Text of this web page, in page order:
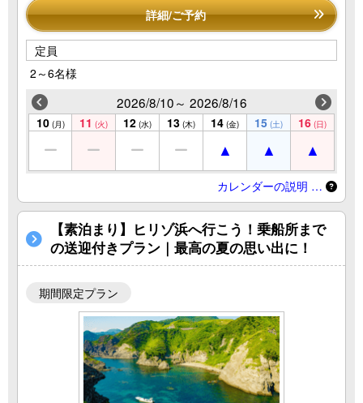
詳細/ご予約
定員
2～6名様
2026/8/10～ 2026/8/16
10 (月) 11 (火) 12 (水) 13 (木) 14 (金) 15 (土) 16 (日)
カレンダーの説明 …
【素泊まり】ヒリゾ浜へ行こう！乗船所まで
の送迎付きプラン｜最高の夏の思い出に！
期間限定プラン